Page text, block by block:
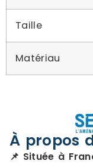
Taille
Matériau
À propos
📌 Située à